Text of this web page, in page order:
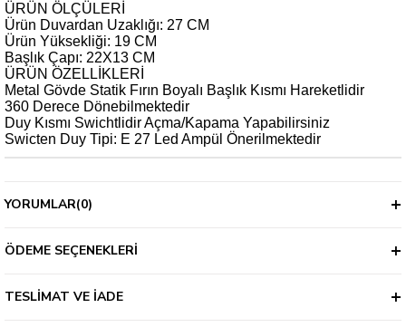
ÜRÜN ÖLÇÜLERİ
Ürün Duvardan Uzaklığı: 27 CM
Ürün Yüksekliği: 19 CM
Başlık Çapı: 22X13 CM
ÜRÜN ÖZELLİKLERİ
Metal Gövde Statik Fırın Boyalı Başlık Kısmı Hareketlidir
360 Derece Dönebilmektedir
Duy Kısmı Swichtlidir Açma/Kapama Yapabilirsiniz
Swicten Duy Tipi: E 27 Led Ampül Önerilmektedir
YORUMLAR(0)
ÖDEME SEÇENEKLERI
TESLIMAT VE İADE